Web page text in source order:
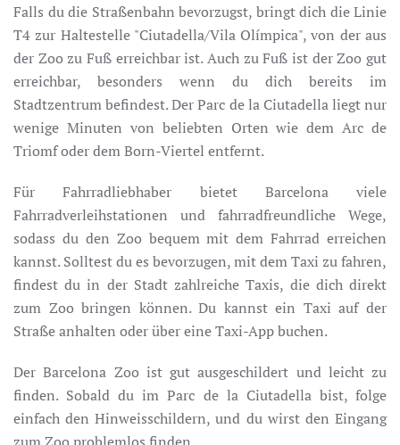
Falls du die Straßenbahn bevorzugst, bringt dich die Linie
T4 zur Haltestelle "Ciutadella/Vila Olímpica", von der aus
der Zoo zu Fuß erreichbar ist. Auch zu Fuß ist der Zoo gut
erreichbar, besonders wenn du dich bereits im
Stadtzentrum befindest. Der Parc de la Ciutadella liegt nur
wenige Minuten von beliebten Orten wie dem Arc de
Triomf oder dem Born-Viertel entfernt.
Für Fahrradliebhaber bietet Barcelona viele
Fahrradverleihstationen und fahrradfreundliche Wege,
sodass du den Zoo bequem mit dem Fahrrad erreichen
kannst. Solltest du es bevorzugen, mit dem Taxi zu fahren,
findest du in der Stadt zahlreiche Taxis, die dich direkt
zum Zoo bringen können. Du kannst ein Taxi auf der
Straße anhalten oder über eine Taxi-App buchen.
Der Barcelona Zoo ist gut ausgeschildert und leicht zu
finden. Sobald du im Parc de la Ciutadella bist, folge
einfach den Hinweisschildern, und du wirst den Eingang